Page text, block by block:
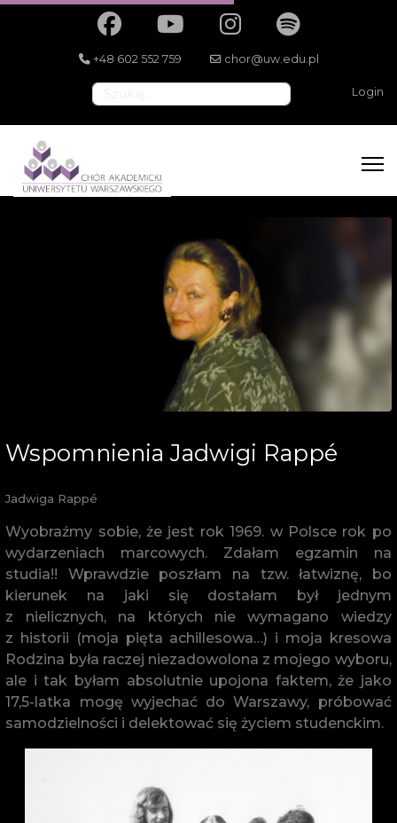
+48 602 552 759 chor@uw.edu.pl
Login
Szukaj
Wspomnienia Jadwigi Rappé
Jadwiga Rappé
Wyobraźmy sobie, że jest rok 1969. w Polsce rok po
wydarzeniach marcowych. Zdałam egzamin na
studia!! Wprawdzie poszłam na tzw. łatwiznę, bo
kierunek na jaki się dostałam był jednym
z nielicznych, na których nie wymagano wiedzy
z historii (moja pięta achillesowa…) i moja kresowa
Rodzina była raczej niezadowolona z mojego wyboru,
ale i tak byłam absolutnie upojona faktem, że jako
17,5-latka mogę wyjechać do Warszawy, próbować
samodzielności i delektować się życiem studenckim.